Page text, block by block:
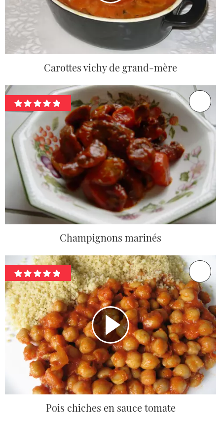
Carottes vichy de grand-mère
Champignons marinés
Pois chiches en sauce tomate